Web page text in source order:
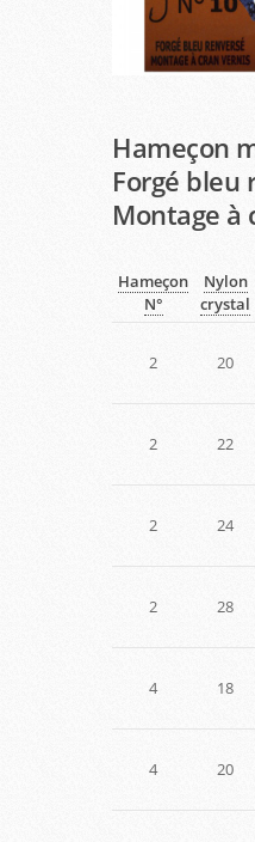
Hameçon
Forgé bleu
Montage à
Hameçon
N°
Nylon
crystal
2 20
2 22
2 24
2 28
4 18
4 20